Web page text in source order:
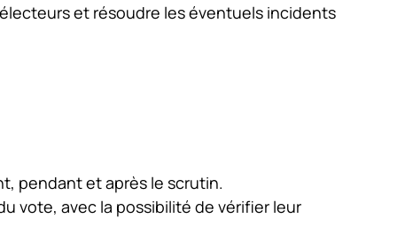
et résoudre les éventuels incidents
pendant et après le scrutin.
vote, avec la possibilité de vérifier leur